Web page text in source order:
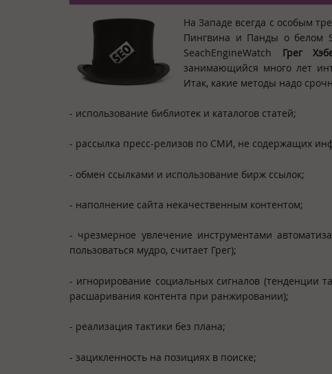
На Западе всегда с особым
Пингвина и Панды о белом
SeachEngineWatch Грег
занимающийся много лет
Итак, какие методы надо
- использование библиотек и каталогов статей;
- рассылка пресс-релизов по СМИ, не содержащих
- обмен ссылками и использование бирж ссылок;
- наполнение сайта некачественным контентом;
- чрезмерное увлечение инструментами
пользоваться мудро, считает Грег);
- игнорирование социальных сигналов (тенденции
расшаривания контента при ранжировании);
- реализация тактики без плана;
- зацикленность на позициях в поиске;